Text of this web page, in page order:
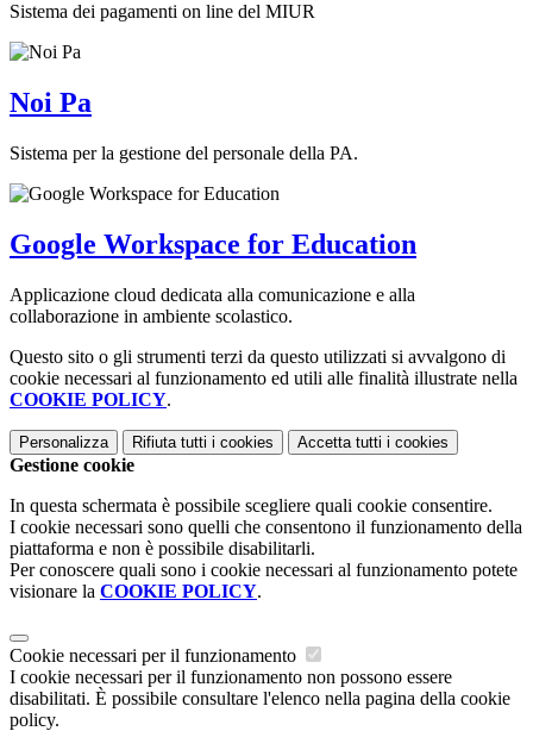
Sistema dei pagamenti on line del MIUR
Noi Pa
Sistema per la gestione del personale della PA.
Google Workspace for Education
Applicazione cloud dedicata alla comunicazione e alla
collaborazione in ambiente scolastico.
Questo sito o gli strumenti terzi da questo utilizzati si avvalgono di
cookie necessari al funzionamento ed utili alle finalità illustrate nella
COOKIE POLICY.
Personalizza Rifiuta tutti i cookies Accetta tutti i cookies
Gestione cookie
In questa schermata è possibile scegliere quali cookie consentire.
I cookie necessari sono quelli che consentono il funzionamento della
piattaforma e non è possibile disabilitarli.
Per conoscere quali sono i cookie necessari al funzionamento potete
visionare la COOKIE POLICY.
Cookie necessari per il funzionamento
I cookie necessari per il funzionamento non possono essere
disabilitati. È possibile consultare l'elenco nella pagina della cookie
policy.